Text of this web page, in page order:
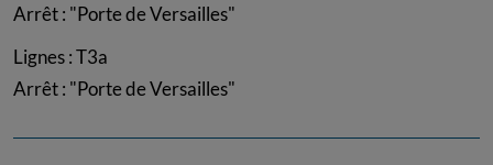
Arrêt : "Porte de Versailles"
Lignes : T3a
Arrêt : "Porte de Versailles"